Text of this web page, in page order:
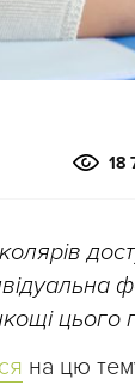
18
цього
на цю